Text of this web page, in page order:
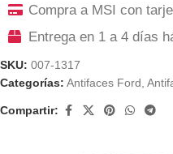
Compra a MSI con
Entrega en 1 a 4 días
SKU: 007-1317
Categorías: Antifaces Ford
Compartir: